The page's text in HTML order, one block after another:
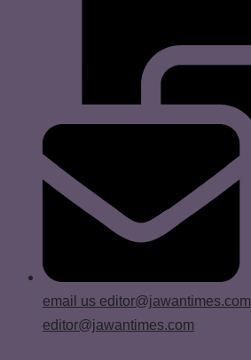
email us editor@jawantimes.com
editor@jawantimes.com